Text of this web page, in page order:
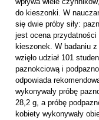
do kieszonki. W
się dwie próby siły:
jest ocena przydatności
kieszonek. W badaniu
wzięło udział 101
paznokciową i
odpowiada
wykonywały próbę
28,2 g, a próbę
kobiety wykonywały